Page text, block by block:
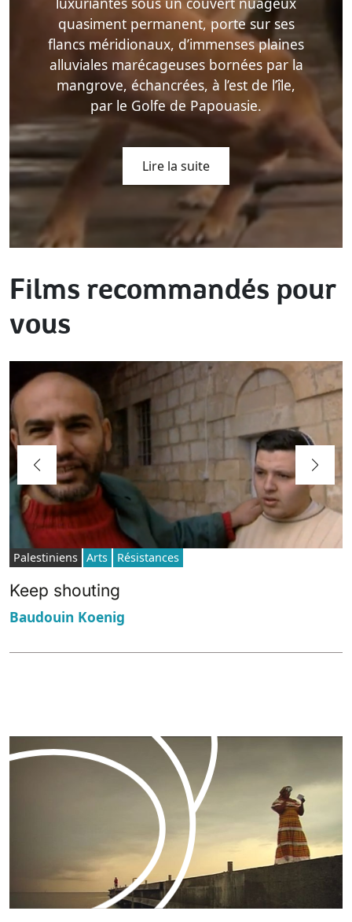
quasiment permanent, porte sur ses
flancs méridionaux, d’immenses plaines
alluviales marécageuses bornées par la
mangrove, échancrées, à l’est de l’île,
par le Golfe de Papouasie.
Lire la suite
Films recommandés pour
vous
Palestiniens Arts Résistances
Keep shouting
Baudouin Koenig